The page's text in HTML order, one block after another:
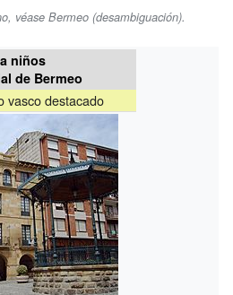
véase Bermeo (desambiguación).
niños
de Bermeo
vasco destacado